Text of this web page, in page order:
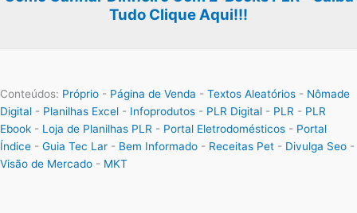
Tudo Clique Aqui!!!
Conteúdos: Próprio - Página de Venda - Textos Aleatórios - Nômade
Digital - Planilhas Excel - Infoprodutos - PLR Digital - PLR - PLR
Ebook - Loja de Planilhas PLR - Portal Eletrodomésticos - Portal
Índice - Guia Tec Lar - Bem Informado - Receitas Pet - Divulga Seo -
Visão de Mercado - MKT